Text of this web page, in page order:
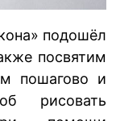
подошёл
посвятим
пошагово и
рисовать